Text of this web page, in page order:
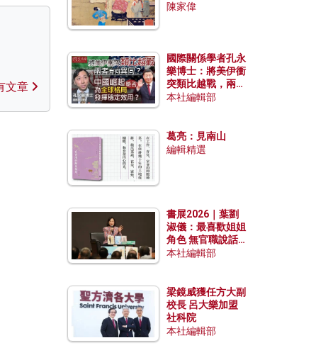
文章
陳家偉
國際關係學者孔永
樂博士：將美伊衝
突類比越戰，兩者
有何異同？中國崛
本社編輯部
葛亮：見南山
編輯精選
書展2026｜葉劉
淑儀：最喜歡姐姐
角色 無官職說話
包袱少
本社編輯部
梁鏡威獲任方大副
校長 呂大樂加盟
社科院
本社編輯部